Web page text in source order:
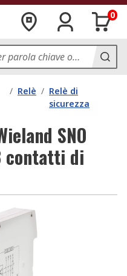
0
/ Relè / Relè di
sicurezza
SNO
contatti di